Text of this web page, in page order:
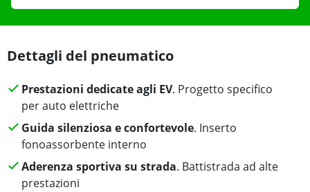
Dettagli del pneumatico
Prestazioni dedicate agli EV. Progetto specifico
per auto elettriche
Guida silenziosa e confortevole. Inserto
fonoassorbente interno
Aderenza sportiva su strada. Battistrada ad alte
prestazioni